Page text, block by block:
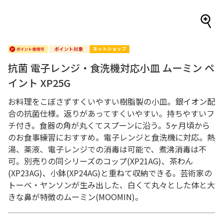
抗菌 電子レンジ・食洗機対応小皿 ムーミン ペ
イント XP25G
お料理をこぼさずすくいやすい樹脂製の小皿。銀イオン配
合の抗菌仕様。返りがあってすくいやすい。持ちやすいフ
チ付き。食器の角が丸くてスプーンに沿う。5ヶ月頃から
のお食事練習におすすめ。電子レンジと食洗機に対応。熱
湯、薬液、電子レンジでの消毒は可能で、煮沸消毒は不
可。別売りの同シリーズのコップ(XP21AG)、茶わん
(XP23AG)、小鉢(XP24AG)と重ねて収納できる。芸術家の
トーベ・ヤンソンが生み出した、白くて丸々とした体と大
きな鼻が特徴のムーミン(MOOMIN)。